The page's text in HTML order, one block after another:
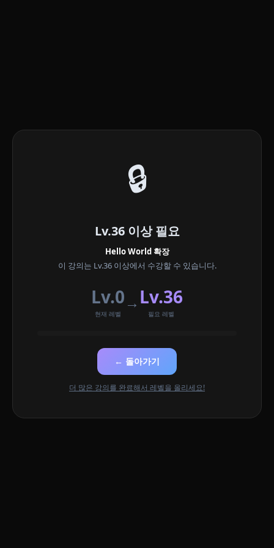
🔒
Lv.36 이상 필요
Hello World 확장
이 강의는 Lv.36 이상에서 수강할 수 있습니다.
Lv.0
현재 레벨
→ Lv.36
필요 레벨
← 돌아가기
더 많은 강의를 완료해서 레벨을 올리세요!